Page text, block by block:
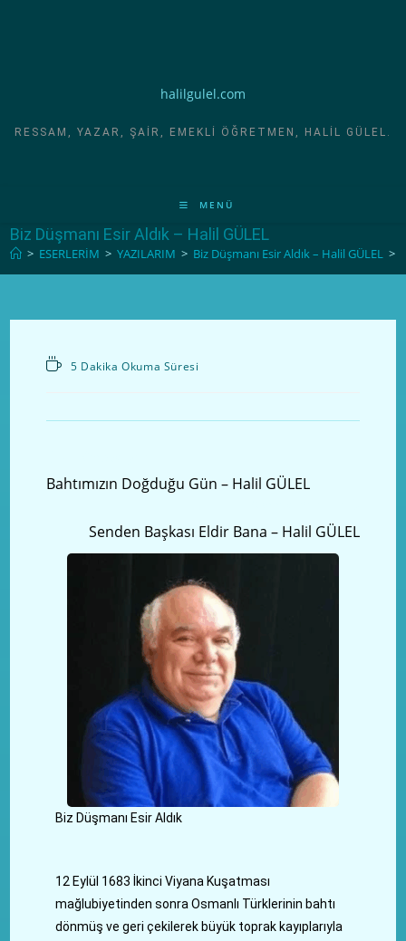
halilgulel.com
RESSAM, YAZAR, ŞAIR, EMEKLI ÖĞRETMEN, HALIL GÜLEL.
MENÜ
Biz Düşmanı Esir Aldık – Halil GÜLEL
> ESERLERİM > YAZILARIM > Biz Düşmanı Esir Aldık – Halil GÜLEL >
5 Dakika Okuma Süresi
Bahtımızın Doğduğu Gün – Halil GÜLEL
Senden Başkası Eldir Bana – Halil GÜLEL
Biz Düşmanı Esir Aldık
12 Eylül 1683 İkinci Viyana Kuşatması
mağlubiyetinden sonra Osmanlı Türklerinin bahtı
dönmüş ve geri çekilerek büyük toprak kayıplarıyla